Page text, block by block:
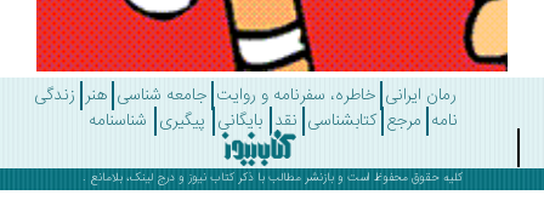
رمان ایرانی خاطره، سفرنامه و روایت جامعه شناسی هنر زندگی
مرجع کتابشناسی نقد بایگانی پیگیری شناسنامه
کلیه حقوق محفوظ است و بازنشر مطالب با ذکرکتاب نیوز و درج لینک، بلامانع .